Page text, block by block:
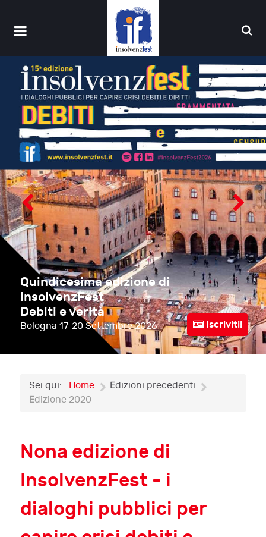
Iscriviti!
Quindicesima edizione di
InsolvenzFest
Debiti e verità
Bologna 17-20 Settembre 2026
Sei qui: Home
Edizioni precedenti
Edizione 2020
Nona edizione di
InsolvenzFest - i
dialoghi pubblici per